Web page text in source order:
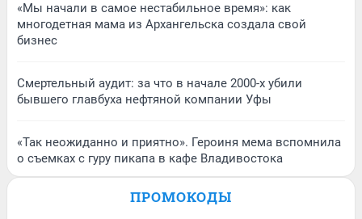
«Мы начали в самое нестабильное время»: как
многодетная мама из Архангельска создала свой
бизнес
Смертельный аудит: за что в начале 2000-х убили
бывшего главбуха нефтяной компании Уфы
«Так неожиданно и приятно». Героиня мема вспомнила
о съемках с гуру пикапа в кафе Владивостока
ПРОМОКОДЫ